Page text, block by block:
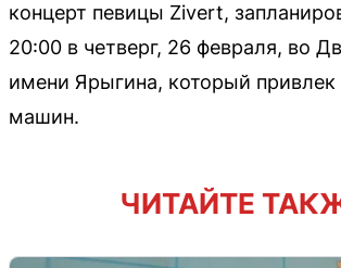
концерт певицы Zivert,
20:00 в четверг, 26 февраля, во
имени Ярыгина, который
машин.
ЧИТАЙТЕ